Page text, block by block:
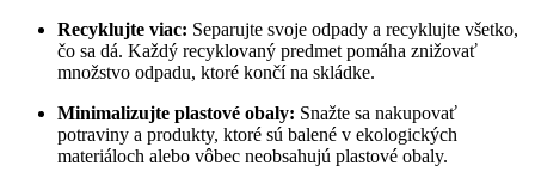
Recyklujte viac: Separujte svoje odpady a recyklujte všetko,
čo sa dá. Každý recyklovaný predmet pomáha znižovať
množstvo odpadu, ktoré končí na skládke.
Minimalizujte plastové obaly: Snažte sa⁣ nakupovať
potraviny a ‍produkty,⁤ ktoré sú‌ balené⁣ v ekologických
materiáloch alebo ⁣vôbec neobsahujú plastové obaly.